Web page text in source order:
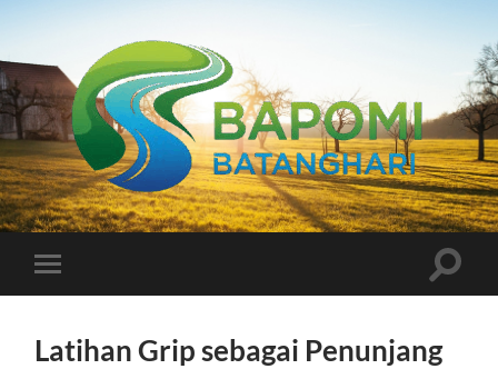
Bapomi
Batanghari
Toggle
mobile
Toggle
Latihan Grip sebagai Penunjang